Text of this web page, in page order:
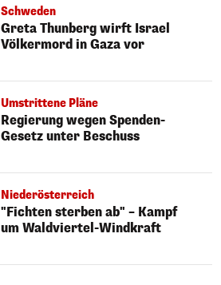
Schweden
Greta Thunberg wirft Israel
Völkermord in Gaza vor
Umstrittene Pläne
Regierung wegen Spenden-
Gesetz unter Beschuss
Niederösterreich
"Fichten sterben ab" – Kampf
um Waldviertel-Windkraft